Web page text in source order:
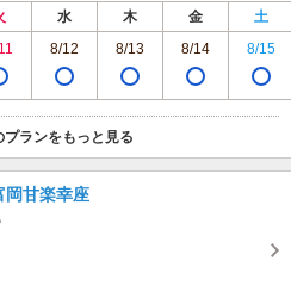
水 木 金
土
8/12 8/13 8/14 8/15
プランをもっと見る
岡甘楽幸座